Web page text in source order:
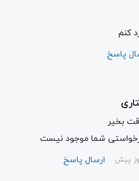
کنم
پاسخ
بخیر
شما موجود نیست
ارسال پاسخ